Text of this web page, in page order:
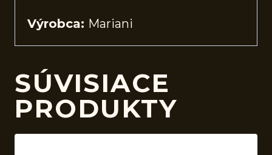
Výrobca: Mariani
SÚVISIACE
PRODUKTY